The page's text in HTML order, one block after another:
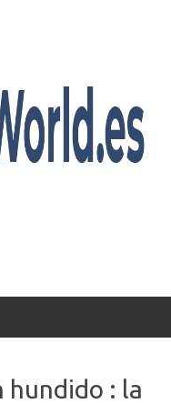
hundido : la